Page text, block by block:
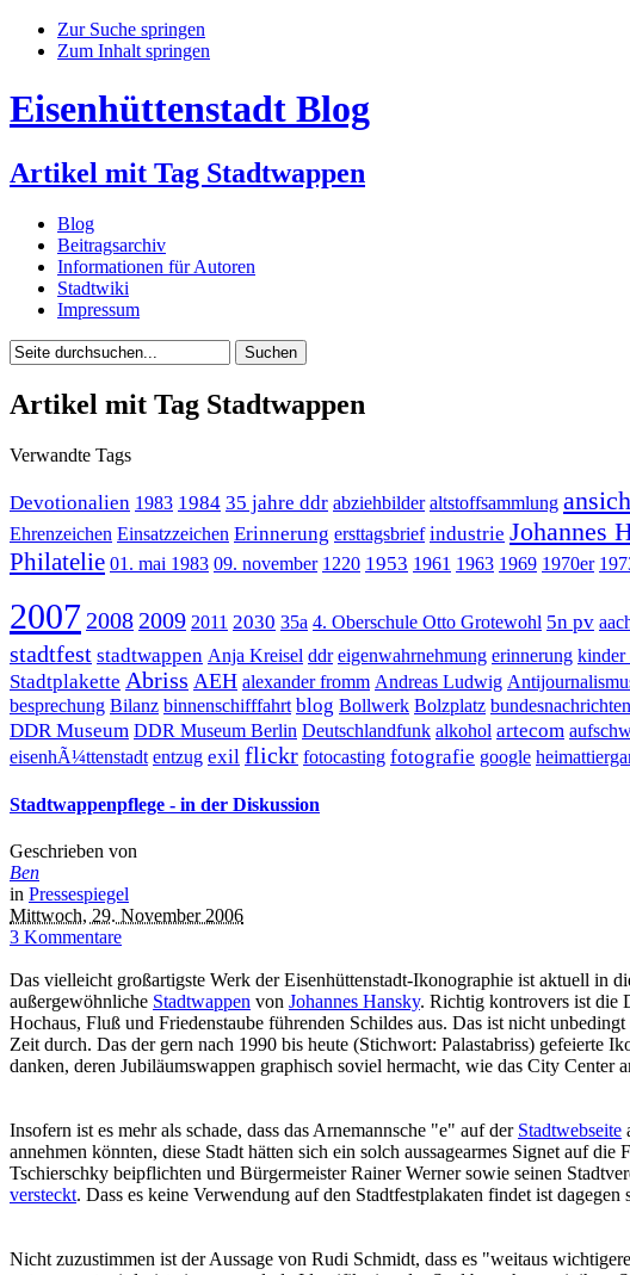
Zur Suche springen
Zum Inhalt springen
Eisenhüttenstadt Blog
Artikel mit Tag Stadtwappen
Blog
Beitragsarchiv
Informationen für Autoren
Stadtwiki
Impressum
Artikel mit Tag Stadtwappen
Verwandte Tags
Devotionalien 1983 1984 35 jahre ddr abziehbilder altstoffsammlung
Ehrenzeichen Einsatzzeichen Erinnerung ersttagsbrief industrie Johannes
Philatelie 01. mai 1983 09. november 1220 1953 1961 1963 1969 1970er
2007 2008 2009 2011 2030 35a 4. Oberschule Otto Grotewohl 5n pv
stadtfest stadtwappen Anja Kreisel ddr eigenwahrnehmung erinnerung kinder
Stadtplakette Abriss AEH alexander fromm Andreas Ludwig
besprechung Bilanz binnenschifffahrt blog Bollwerk Bolzplatz
DDR Museum DDR Museum Berlin Deutschlandfunk alkohol artecom
eisenhÃ¼ttenstadt entzug exil flickr fotocasting fotografie google
Stadtwappenpflege - in der Diskussion
Geschrieben von
Ben
in Pressespiegel
Mittwoch, 29. November 2006
3 Kommentare
Das vielleicht großartigste Werk der Eisenhüttenstadt-Ikonographie ist aktuell in
außergewöhnliche Stadtwappen von Johannes Hansky. Richtig kontrovers ist die
Hochaus, Fluß und Friedenstaube führenden Schildes aus. Das ist nicht
Zeit durch. Das der gern nach 1990 bis heute (Stichwort: Palastabriss) gefeierte
danken, deren Jubiläumswappen graphisch soviel hermacht, wie das City
Insofern ist es mehr als schade, dass das Arnemannsche "e" auf der Stadtwebseite
annehmen könnten, diese Stadt hätten sich ein solch aussagearmes Signet auf
Tschierschky beipflichten und Bürgermeister Rainer Werner sowie seinen
versteckt. Dass es keine Verwendung auf den Stadtfestplakaten findet ist
Nicht zuzustimmen ist der Aussage von Rudi Schmidt, dass es "weitaus